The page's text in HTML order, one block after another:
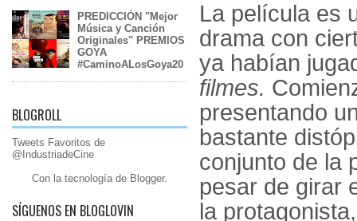
PREDICCIÓN "Mejor
Música y Canción
Originales" PREMIOS
GOYA
#CaminoALosGoya20
BLOGROLL
Tweets Favoritos de
@IndustriadeCine
Con la tecnología de Blogger.
SÍGUENOS EN BLOGLOVIN
La película es
drama con
ya habían
filmes.
presentando
bastante
conjunto de la
pesar de girar
la